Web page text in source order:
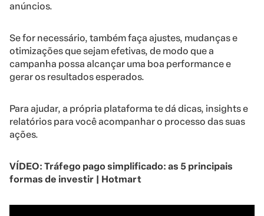
anúncios.
Se for necessário, também faça ajustes, mudanças e
otimizações que sejam efetivas, de modo que a
campanha possa alcançar uma boa performance e
gerar os resultados esperados.
Para ajudar, a própria plataforma te dá dicas, insights e
relatórios para você acompanhar o processo das suas
ações.
VÍDEO: Tráfego pago simplificado: as 5 principais
formas de investir | Hotmart